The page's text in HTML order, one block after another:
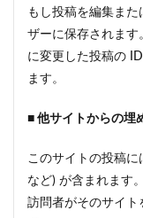
もし投稿を編集ま
ザーに保存されます
に変更した投稿の
ます。
■ 他サイトからの埋
このサイトの投稿
など) が含まれます
訪問者がそのサイト